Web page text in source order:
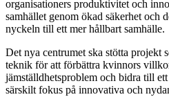
organisationers produktivitet och
samhället genom ökad säkerhet och
nyckeln till ett mer hållbart samhälle.
Det nya centrumet ska stötta projekt
teknik för att förbättra kvinnors
jämställdhetsproblem och bidra till
särskilt fokus på innovativa och